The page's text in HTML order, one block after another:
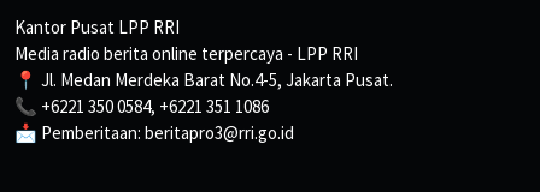
Kantor Pusat LPP RRI
Media radio berita online terpercaya - LPP RRI
📍 Jl. Medan Merdeka Barat No.4-5, Jakarta Pusat.
📞 +6221 350 0584, +6221 351 1086
📩 Pemberitaan: beritapro3@rri.go.id